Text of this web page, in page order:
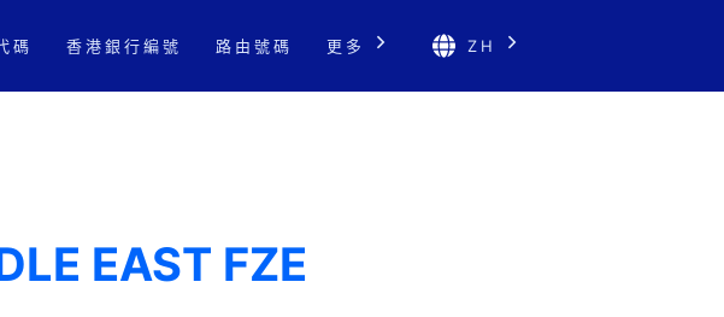
碼 香港銀行編號 路由號碼 更多 ZH
EAST FZE